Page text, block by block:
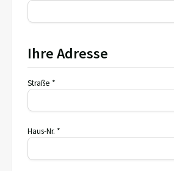
Ihre Adresse
Straße *
Haus-Nr. *